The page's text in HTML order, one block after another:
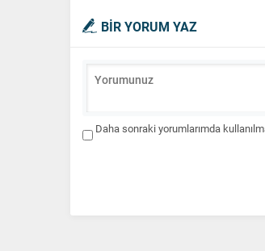
BİR YORUM YAZ
Daha sonraki yorumlarımda